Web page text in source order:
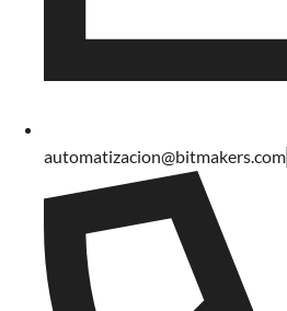
automatizacion@bitmakers.com